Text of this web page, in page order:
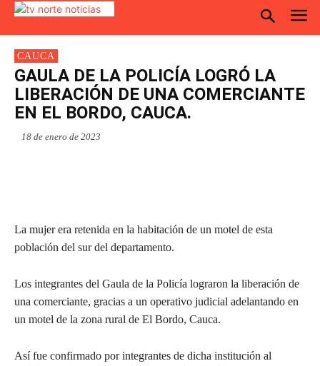
CAUCA
GAULA DE LA POLICÍA LOGRÓ LA
LIBERACIÓN DE UNA COMERCIANTE
EN EL BORDO, CAUCA.
18 de enero de 2023
La mujer era retenida en la habitación de un motel de esta
población del sur del departamento.
Los integrantes del Gaula de la Policía lograron la liberación de
una comerciante, gracias a un operativo judicial adelantando en
un motel de la zona rural de El Bordo, Cauca.
Así fue confirmado por integrantes de dicha institución al